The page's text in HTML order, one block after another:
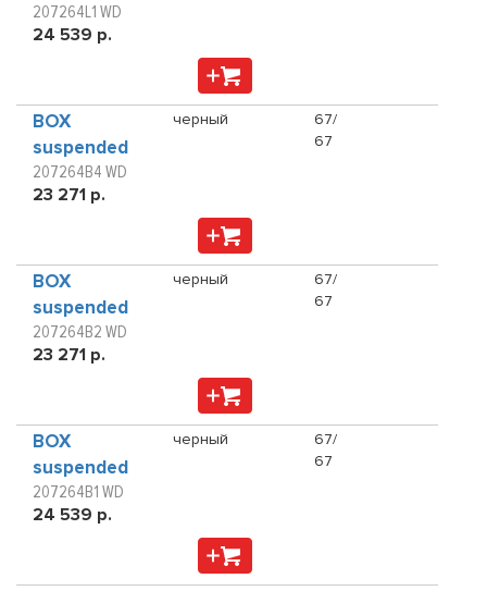
207264L1 WD
24 539 р.
BOX
suspended
207264B4 WD
23 271 р.
черный
67/
67
BOX
suspended
207264B2 WD
23 271 р.
черный
67/
67
BOX
suspended
207264B1 WD
24 539 р.
черный
67/
67